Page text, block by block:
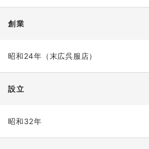
創業
昭和24年（末広呉服店）
設立
昭和32年